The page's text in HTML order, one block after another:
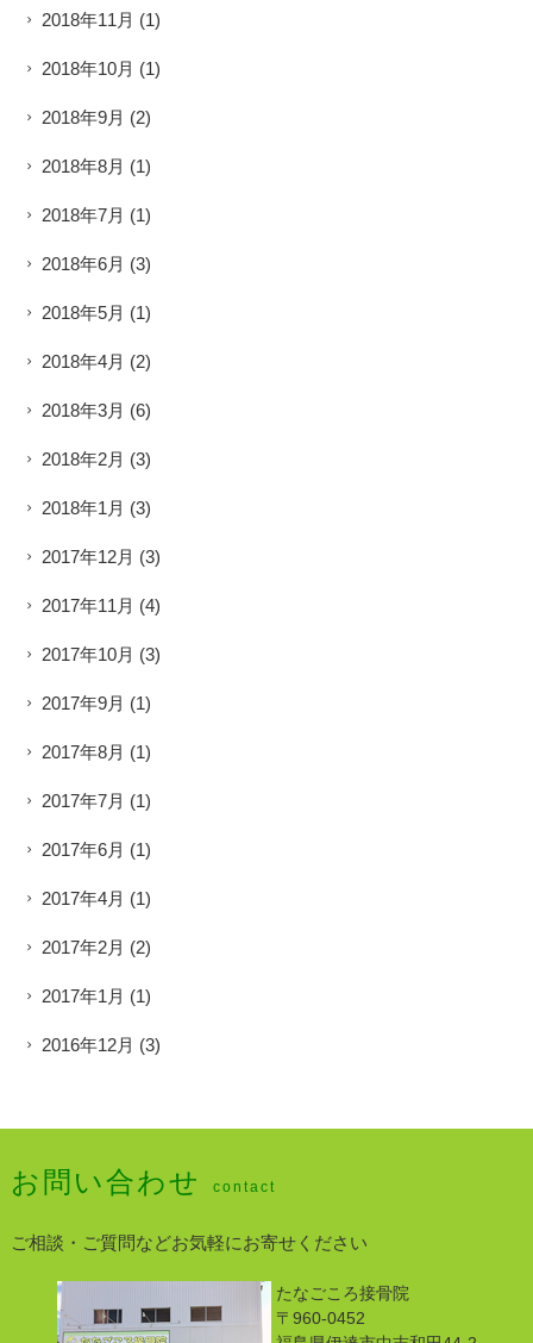
2018年11月 (1)
2018年10月 (1)
2018年9月 (2)
2018年8月 (1)
2018年7月 (1)
2018年6月 (3)
2018年5月 (1)
2018年4月 (2)
2018年3月 (6)
2018年2月 (3)
2018年1月 (3)
2017年12月 (3)
2017年11月 (4)
2017年10月 (3)
2017年9月 (1)
2017年8月 (1)
2017年7月 (1)
2017年6月 (1)
2017年4月 (1)
2017年2月 (2)
2017年1月 (1)
2016年12月 (3)
お問い合わせ contact
ご相談・ご質問などお気軽にお寄せください
たなごころ接骨院
〒960-0452